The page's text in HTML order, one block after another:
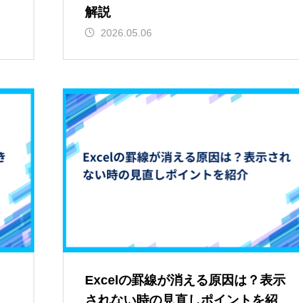
解説
2026.05.06
Excelの罫線が消える原因は？表示
されない時の見直しポイントを紹